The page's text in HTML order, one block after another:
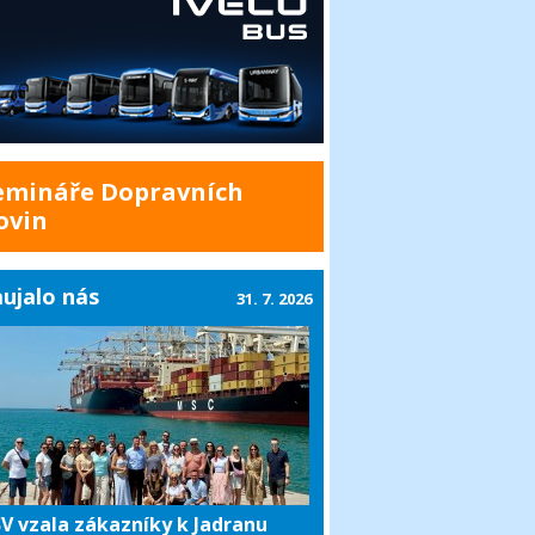
Dopravních
nás
vzala zákazníky k Jadranu
31. 7. 2026